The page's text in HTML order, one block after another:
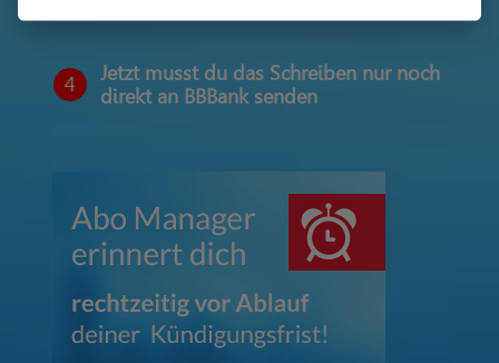
4
Jetzt musst du das Schreiben nur noch
direkt an BBBank senden